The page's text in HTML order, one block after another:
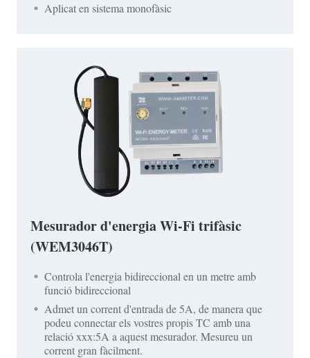
Aplicat en sistema monofàsic
Mesurador d'energia Wi-Fi trifàsic
(WEM3046T)
Controla l'energia bidireccional en un metre amb
funció bidireccional
Admet un corrent d'entrada de 5A, de manera que
podeu connectar els vostres propis TC amb una
relació xxx:5A a aquest mesurador. Mesureu un
corrent gran fàcilment.